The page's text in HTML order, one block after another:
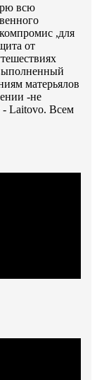
всю
,для
от
матерьялов
-не
- Laitovo. Всем